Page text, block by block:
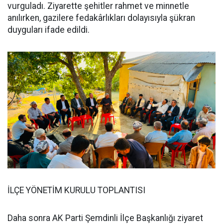
vurguladı. Ziyarette şehitler rahmet ve minnetle
anılırken, gazilere fedakârlıkları dolayısıyla şükran
duyguları ifade edildi.
İLÇE YÖNETİM KURULU TOPLANTISI
Daha sonra AK Parti Şemdinli İlçe Başkanlığı ziyaret